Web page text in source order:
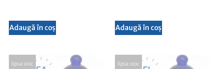
Adaugă în coș Adaugă în coș